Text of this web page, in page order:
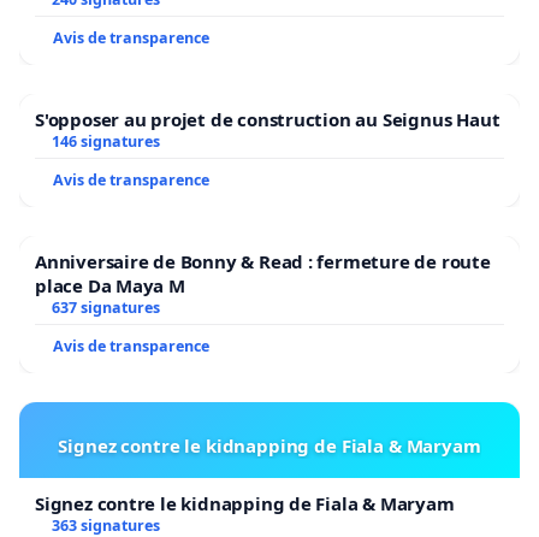
Avis de transparence
S'opposer au projet de construction au Seignus Haut
146 signatures
Avis de transparence
Anniversaire de Bonny & Read : fermeture de route
place Da Maya M
637 signatures
Avis de transparence
Signez contre le kidnapping de Fiala & Maryam
Signez contre le kidnapping de Fiala & Maryam
363 signatures